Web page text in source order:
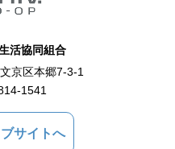
活協同組合
京区本郷7-3-1
1541
サイトへ